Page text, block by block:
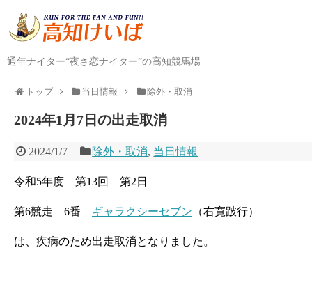
通年ナイター“夜さ恋ナイター”の高知競馬場
トップ 当日情報 除外・取消
2024年1月7日の出走取消
2024/1/7 除外・取消, 当日情報
令和5年度 第13回 第2日
第6競走 6番 ギャラクシーセブン （右寛跛行）
は、疾病のため出走取消となりました。